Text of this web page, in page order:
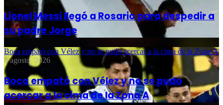
Lionel Messi llegó a Rosario para despedir a
su padre Jorge
Boca empató con Vélez y no se pudo acercar a la cima de la Zona A
8 agosto, 2026
Boca empató con Vélez y no se pudo
acercar a la cima de la Zona A